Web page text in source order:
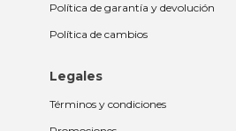
Política de garantía y devolución
Política de cambios
Legales
Términos y condiciones